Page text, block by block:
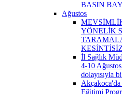
BASIN
Ağustos
YÖNELİK
İl Sağlık
4-10
dolayısıyla
Eğitimi